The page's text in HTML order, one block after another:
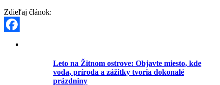
Zdieľaj článok:
Leto na Žitnom ostrove: Objavte miesto, kde
voda, príroda a zážitky tvoria dokonalé
prázdniny